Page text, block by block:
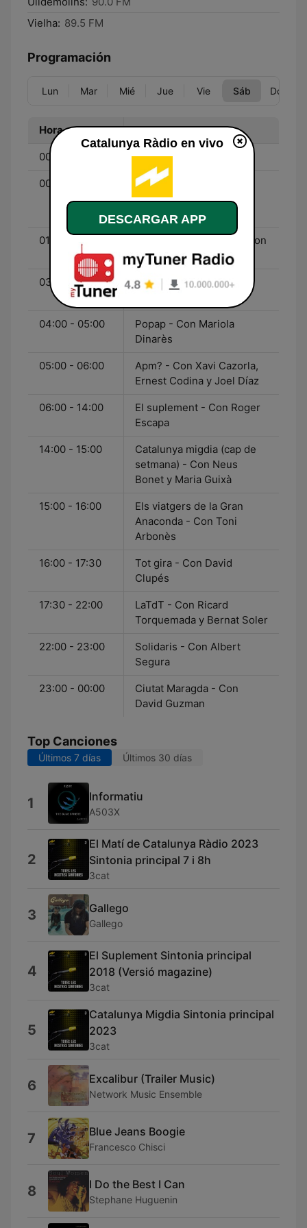
Vielha: 89.5 FM
Programación
Lun Mar Mié Jue Vie Sáb Dom
Hora Programa
00:00 - 00:30 El club de mitjanit
00:30 - 01:00
Adolescents iCat - Con
Roger Carandell, Juliana
Canet y Joan Grivé
01:00 - 03:00
La finestra indiscreta - Con
Àlex Gorina
03:00 - 04:00
L'audiovisual - Con Àlex
04:00 - 05:00
Popap - Con Mariola
Dinarès
05:00 - 06:00
Apm? - Con Xavi Cazorla,
Ernest Codina y Joel Díaz
06:00 - 14:00
El suplement - Con Roger
Escapa
14:00 - 15:00
Catalunya migdia (cap de
setmana) - Con Neus
Bonet y Maria Guixà
15:00 - 16:00
Els viatgers de la Gran
Anaconda - Con Toni
Arbonès
16:00 - 17:30
Tot gira - Con David
Clupés
17:30 - 22:00
LaTdT - Con Ricard
Torquemada y Bernat Soler
22:00 - 23:00
Solidaris - Con Albert
Segura
23:00 - 00:00
Ciutat Maragda - Con
David Guzman
Top Canciones
Últimos 7 días Últimos 30 días
1 Informatiu
A503X
2
El Matí de Catalunya Ràdio 2023
Sintonia principal 7 i 8h
3cat
3 Gallego
Gallego
4
El Suplement Sintonia principal
2018 (Versió magazine)
3cat
5
Catalunya Migdia Sintonia principal
2023
3cat
6 Excalibur (Trailer Music)
Network Music Ensemble
7 Blue Jeans Boogie
Francesco Chisci
8 I Do the Best I Can
Stephane Huguenin
Catalunya Ràdio en vivo
DESCARGAR APP